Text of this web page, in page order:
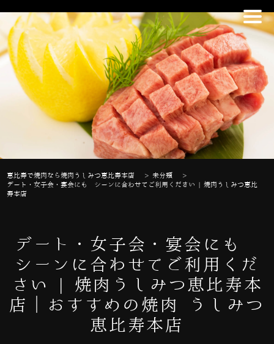
恵比寿で焼肉なら焼肉うしみつ恵比寿本店 >未分類
>
デート・女子会・宴会にも シーンに合わせてご利用ください | 焼肉うしみつ恵比
寿本店
デート・女子会・宴会にも
シーンに合わせてご利用くだ
さい | 焼肉うしみつ恵比寿本
店｜おすすめの焼肉 うしみつ
恵比寿本店